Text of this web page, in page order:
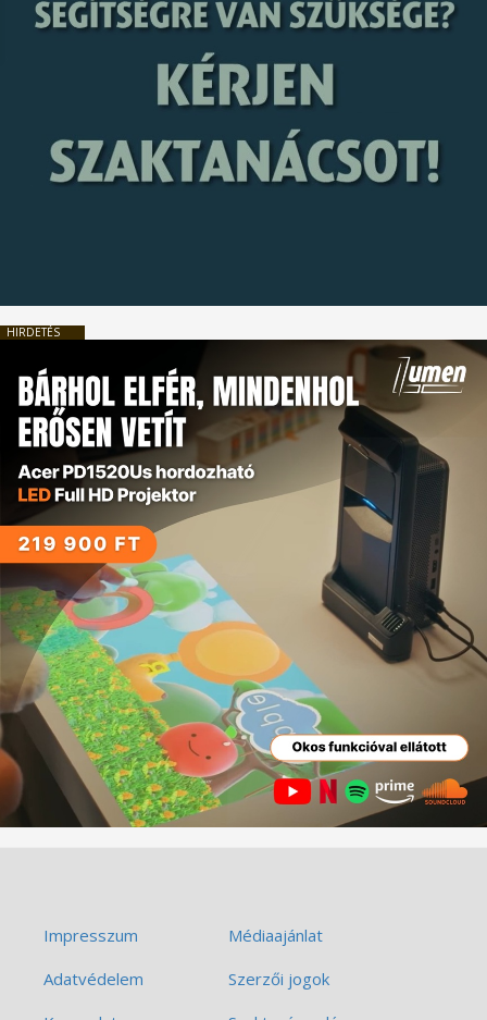
HIRDETÉS
Impresszum
Médiaajánlat
Adatvédelem
Szerzői jogok